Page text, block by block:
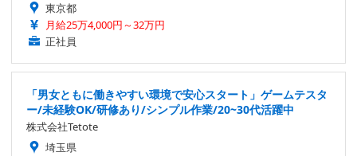
東京都
月給25万4,000円～32万円
正社員
「男女ともに働きやすい環境で安心スタート」ゲームテスタ
ー/未経験OK/研修あり/シンプル作業/20~30代活躍中
株式会社Tetote
埼玉県